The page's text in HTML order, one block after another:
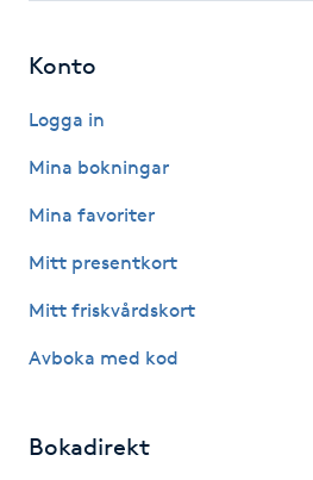
Gravidmassage
Gravidyoga
Gua Sha-massage
Hatha Yoga
Konto
Logga in
Mina bokningar
Mina favoriter
Mitt presentkort
Mitt friskvårdskort
Avboka med kod
Bokadirekt